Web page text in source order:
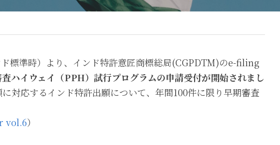
標準時）より、インド特許意匠商標総局(CGPDTM)のe-filing
ハイウェイ（PPH）試行プログラムの申請受付が開始されまし
対応するインド特許出願について、年間100件に限り早期審査
vol.6）